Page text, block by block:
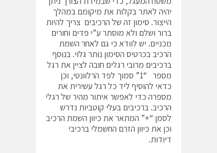
יהיה לאתר בקלות את מיקומם במהלך
הייצור. סימון זה של הרכיבים צריך להיות
ברור ושלם ולא מוסתר ע”י פדים וחורים
מכניים. יש לוודא כי גם לאחר השמת
הרכיב בכרטיס הסימון נותר גלוי. בנוסף
ברכיבים מרובי רגלים חובה לציין את רגל
מספר “1” סמוך לפד הרלוונטי, וכן
כדאי להוסיף ליד כל רגל עשירית את
מספרה כדי לאפשר איתור מהיר של רגלי
הרכיב. ברכיבים בעלי קוטביות נדרש
לסמן “+” המתאר את כיוון השמת הרכיב
וכן את כיוון הזרם החשמלי ברכיבי
דיודות.